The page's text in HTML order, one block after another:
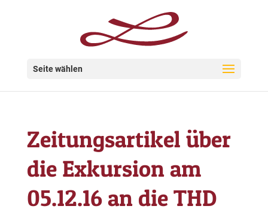
Seite wählen
Zeitungsartikel über
die Exkursion am
05.12.16 an die THD